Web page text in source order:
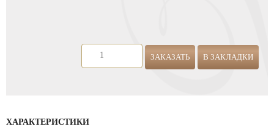
ЗАКАЗАТЬ В ЗАКЛАДКИ
ХАРАКТЕРИСТИКИ